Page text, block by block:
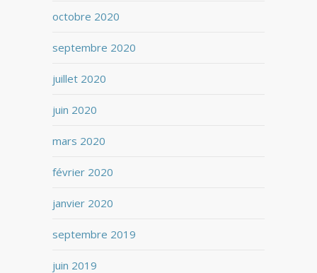
octobre 2020
septembre 2020
juillet 2020
juin 2020
mars 2020
février 2020
janvier 2020
septembre 2019
juin 2019